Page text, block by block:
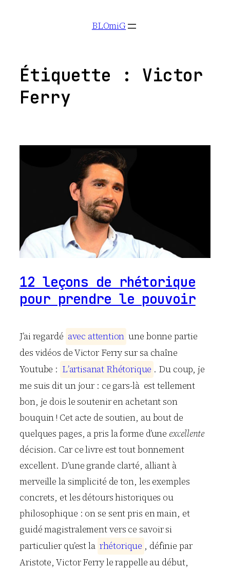
BLOmiG
Étiquette : Victor
Ferry
12 leçons de rhétorique
pour prendre le pouvoir
J’ai regardé avec attention une bonne partie
des vidéos de Victor Ferry sur sa chaîne
Youtube : L’artisanat Rhétorique . Du coup, je
me suis dit un jour : ce gars-là est tellement
bon, je dois le soutenir en achetant son
bouquin ! Cet acte de soutien, au bout de
quelques pages, a pris la forme d’une excellente
décision. Car ce livre est tout bonnement
excellent. D’une grande clarté, alliant à
merveille la simplicité de ton, les exemples
concrets, et les détours historiques ou
philosophique : on se sent pris en main, et
guidé magistralement vers ce savoir si
particulier qu’est la rhétorique , définie par
Aristote, Victor Ferry le rappelle au début,